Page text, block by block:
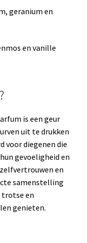
geranium en
en vanille
is een geur
uit te drukken
voor diegenen die
gevoeligheid en
en
samenstelling
trotse en
genieten.